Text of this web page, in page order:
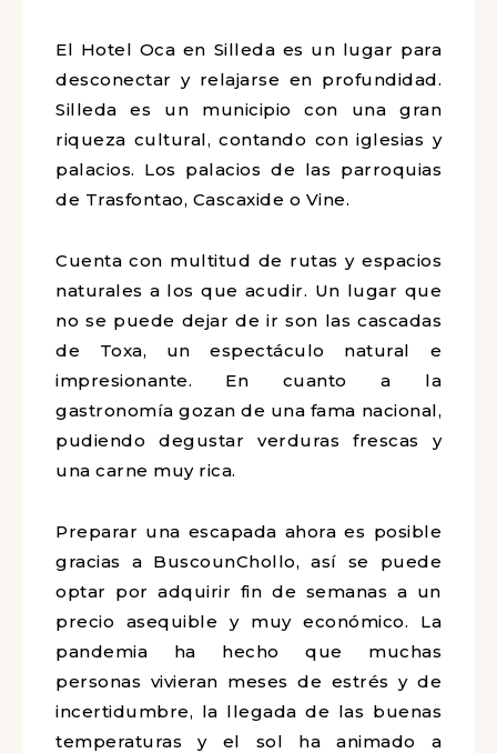
El Hotel Oca en Silleda es un lugar para
desconectar y relajarse en profundidad.
Silleda es un municipio con una gran
riqueza cultural, contando con iglesias y
palacios. Los palacios de las parroquias
de Trasfontao, Cascaxide o Vine.
Cuenta con multitud de rutas y espacios
naturales a los que acudir. Un lugar que
no se puede dejar de ir son las cascadas
de Toxa, un espectáculo natural e
impresionante. En cuanto a la
gastronomía gozan de una fama nacional,
pudiendo degustar verduras frescas y
una carne muy rica.
Preparar una escapada ahora es posible
gracias a BuscounChollo, así se puede
optar por adquirir fin de semanas a un
precio asequible y muy económico. La
pandemia ha hecho que muchas
personas vivieran meses de estrés y de
incertidumbre, la llegada de las buenas
temperaturas y el sol ha animado a